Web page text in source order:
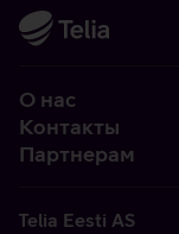
О нас
Контакты
Партнерам
Telia Eesti AS